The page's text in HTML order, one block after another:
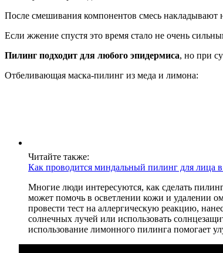
После смешивания компонентов смесь
Если жжение спустя это время стало не очень
Пилинг подходит для любого эпидермиса, но при
Отбеливающая маска-пилинг из меда и лимона:
Читайте также:
Как проводится миндальный пилинг для лица
Многие люди интересуются, как сделать
может помочь в осветлении кожи и удалении
провести тест на аллергическую реакцию,
солнечных лучей или использовать
использование лимонного пилинга помогает